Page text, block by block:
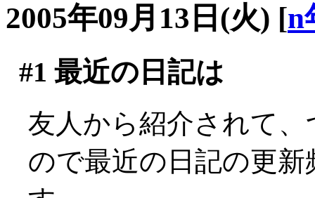
2005年09月13日(火) [n
#1 最近の日記は
友人から紹介されて
ので最近の日記の更